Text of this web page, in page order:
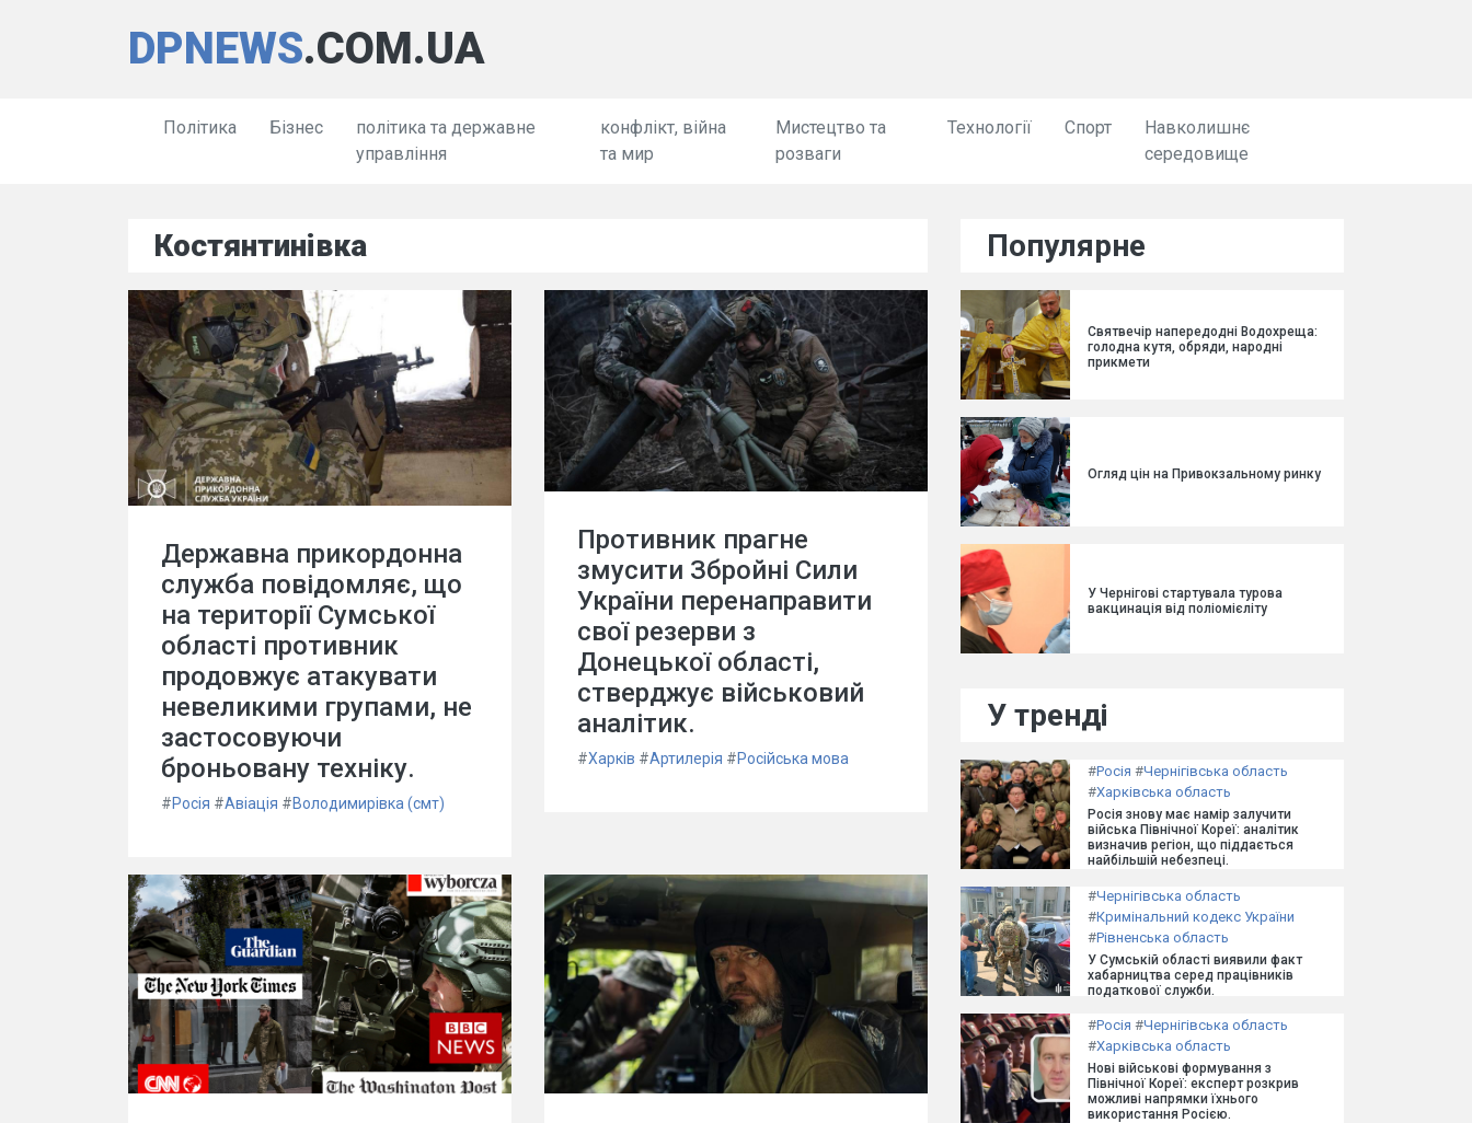
DPNEWS.COM.UA
Політика Бізнес
політика та державне
управління
конфлікт, війна
та мир
Мистецтво та
розваги
Технології Спорт
Навколишнє
середовище
Костянтинівка
Державна прикордонна
служба повідомляє, що
на території Сумської
області противник
продовжує атакувати
невеликими групами, не
застосовуючи
броньовану техніку.
#Росія #Авіація #Володимирівка (смт)
Противник прагне
змусити Збройні Сили
України перенаправити
свої резерви з
Донецької області,
стверджує військовий
аналітик.
#Харків #Артилерія #Російська мова
Популярне
Святвечір напередодні Водохреща:
голодна кутя, обряди, народні
прикмети
Огляд цін на Привокзальному ринку
У Чернігові стартувала турова
вакцинація від поліомієліту
У тренді
#Росія #Чернігівська область
#Харківська область
Росія знову має намір залучити
війська Північної Кореї: аналітик
визначив регіон, що піддається
найбільшій небезпеці.
#Чернігівська область
#Кримінальний кодекс України
#Рівненська область
У Сумській області виявили факт
хабарництва серед працівників
податкової служби.
#Росія #Чернігівська область
#Харківська область
Нові військові формування з
Північної Кореї: експерт розкрив
можливі напрямки їхнього
використання Росією.